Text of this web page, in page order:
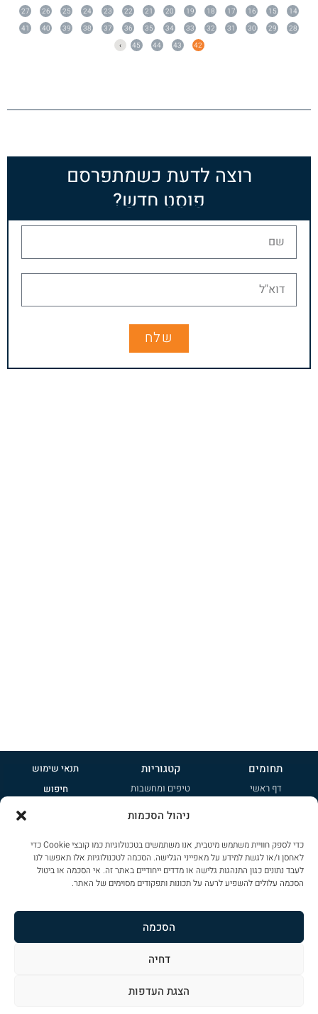
ניהול הסכמות
כדי לספק חוויית משתמש מיטבית, אנו משתמשים בטכנולוגיות כמו קובצי Cookie כדי
לאחסן ו/או לגשת למידע על מאפייני הגלישה. הסכמה לטכנולוגיות אלו תאפשר לנו
לעבד נתונים כגון התנהגות גלישה או מדדים ייחודיים באתר זה. אי הסכמה או ביטול
הסכמה עלולים להשפיע לרעה על תכונות ותפקודים מסוימים של האתר.
הסכמה
דחיה
הצגת העדפות
14
15
16
17
18
19
20
21
22
23
24
25
26
27
28
29
30
31
32
33
34
35
36
37
38
39
40
41
42
43
44
45
›
רוצה לדעת כשמתפרסם
פוסט חדש?
שלח
תחומים
דף ראשי
ציי רכב
צור קשר
קטגוריות
טיפים ומחשבות
קטנות
ג'יפונים
שטח
ספורט
פרימיום
תנאי שימוש
חיפוש
מדיניות פרטיות
שימוש בקוקיז
מפת אתר
עיצוב: ליאת דורון מרזן – עיצוב ומיתוג